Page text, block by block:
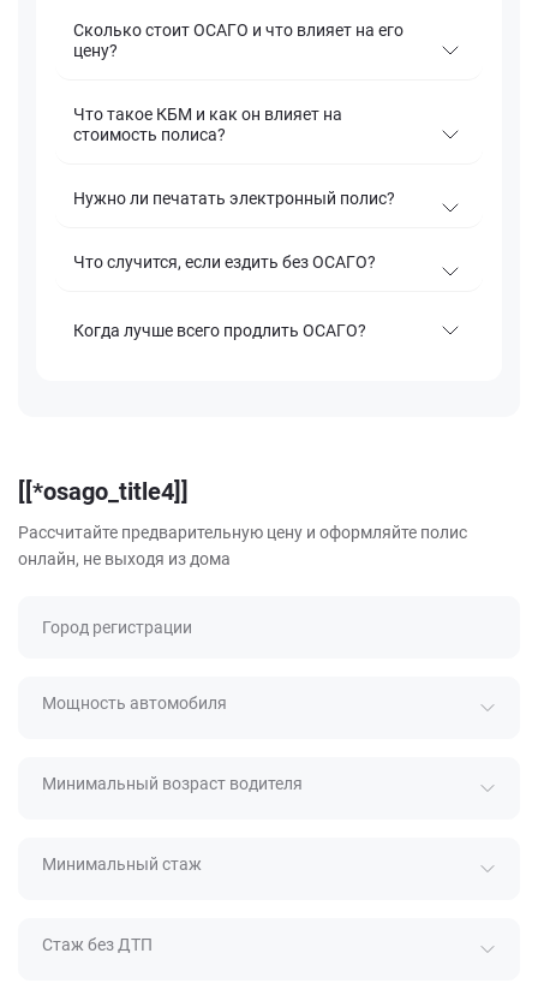
Сколько стоит ОСАГО и что влияет на его
цену?
Что такое КБМ и как он влияет на
стоимость полиса?
Нужно ли печатать электронный полис?
Что случится, если ездить без ОСАГО?
Когда лучше всего продлить ОСАГО?
[[*osago_title4]]
Рассчитайте предварительную цену и оформляйте полис
онлайн, не выходя из дома
Город регистрации
Мощность автомобиля
Минимальный возраст водителя
Минимальный стаж
Стаж без ДТП